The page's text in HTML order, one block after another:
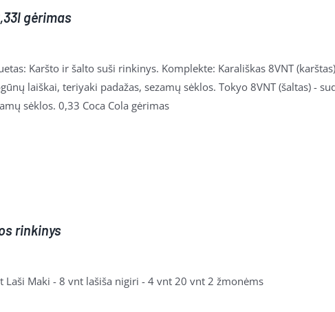
gėrimas
Karšto ir šalto suši rinkinys. Komplekte: Karališkas 8VNT
laiškai, teriyaki padažas, sezamų sėklos. Tokyo 8VNT (šaltas) -
sėklos. 0,33 Coca Cola gėrimas
rinkinys
Laši Maki - 8 vnt lašiša nigiri - 4 vnt 20 vnt 2 žmonėms